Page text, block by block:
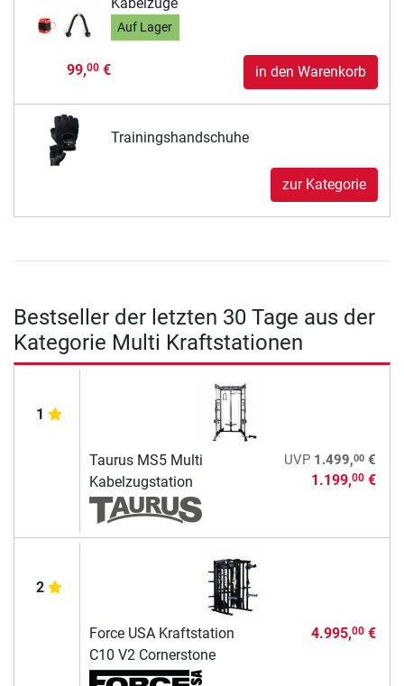
Kabelzüge
Auf Lager
99,00€ in den Warenkorb
Trainingshandschuhe
zur Kategorie
Bestseller der letzten 30 Tage aus der
Kategorie Multi Kraftstationen
1
Taurus MS5 Multi
Kabelzugstation
UVP 1.499,00€
1.199,00€
2
Force USA Kraftstation
C10 V2 Cornerstone
4.995,00€